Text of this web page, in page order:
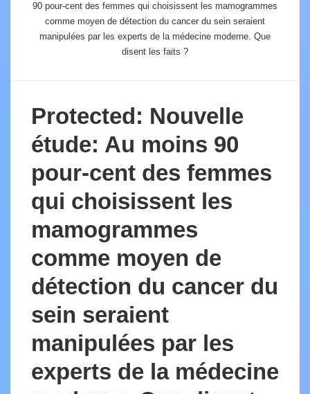
90 pour-cent des femmes qui choisissent les mamogrammes
comme moyen de détection du cancer du sein seraient
manipulées par les experts de la médecine moderne. Que
disent les faits ?
Protected: Nouvelle
étude: Au moins 90
pour-cent des femmes
qui choisissent les
mamogrammes
comme moyen de
détection du cancer du
sein seraient
manipulées par les
experts de la médecine